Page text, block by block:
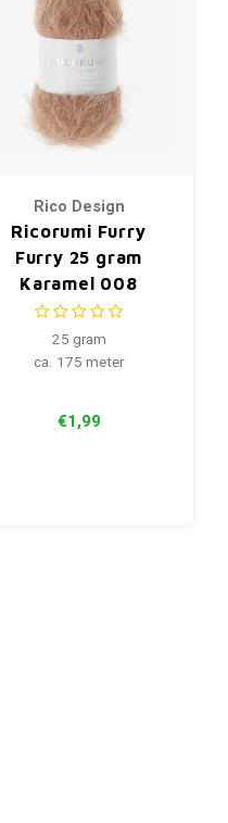
Rico Design
Ricorumi Furry
Furry 25 gram
Karamel 008
25 gram
ca. 175 meter
€1,99